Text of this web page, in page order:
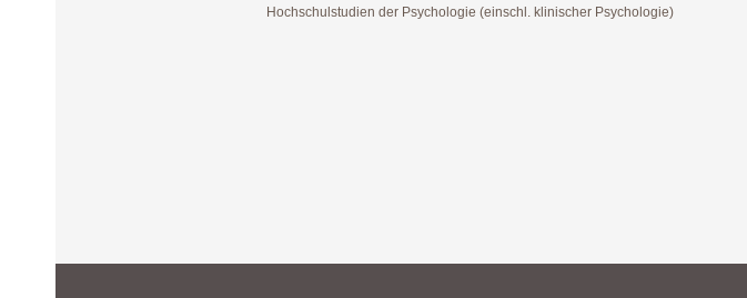
Hochschulstudien der Psychologie (einschl. klinischer Psychologie)